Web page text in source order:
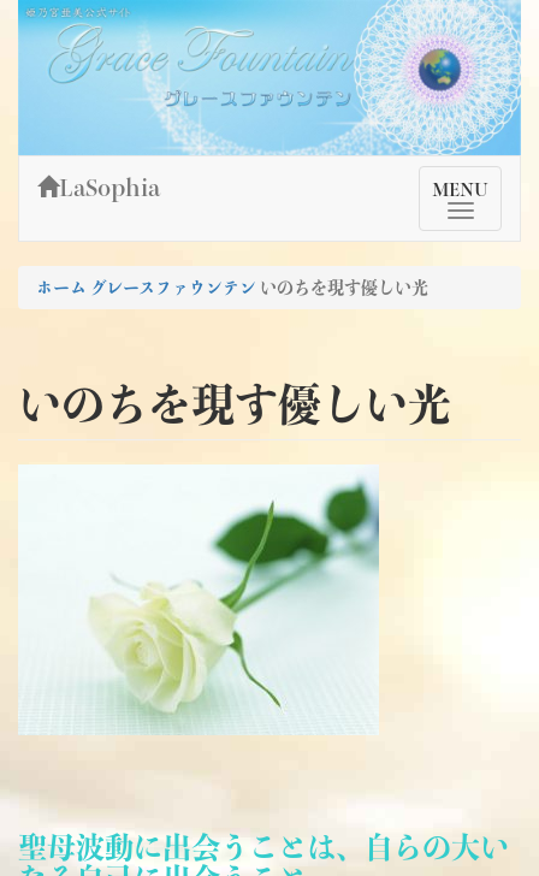
Skip
content
姫乃宮亜美公式サイト～Grace Fountain～
グレースファウンテン
TMenu
MENU
LaSophia
ホーム グレースファウンテン いのちを現す優しい光
いのちを現す優しい光
聖母波動に出会うことは、自らの大い